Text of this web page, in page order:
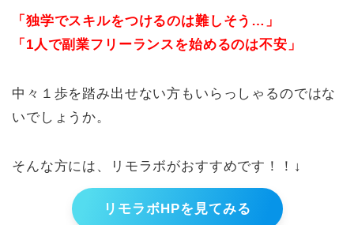
「独学でスキルをつけるのは難しそう…」
「1人で副業フリーランスを始めるのは不安」
中々１歩を踏み出せない方もいらっしゃるのではな
いでしょうか。
そんな方には、リモラボがおすすめです！！↓
リモラボHPを見てみる